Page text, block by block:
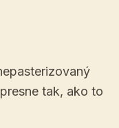
tak, ako to